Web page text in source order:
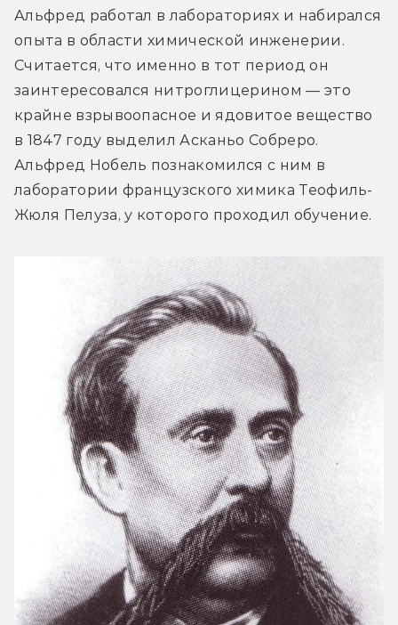
Альфред работал в лабораториях и набирался
опыта в области химической инженерии.
Считается, что именно в тот период он
заинтересовался нитроглицерином — это
крайне взрывоопасное и ядовитое вещество
в 1847 году выделил Асканьо Собреро.
Альфред Нобель познакомился с ним в
лаборатории французского химика Теофиль-
Жюля Пелуза, у которого проходил обучение.